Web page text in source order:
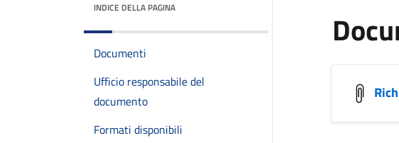
INDICE DELLA PAGINA
Documenti
Ufficio responsabile del
documento
Formati disponibili